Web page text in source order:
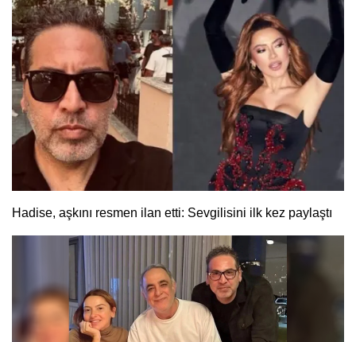
Hadise, aşkını resmen ilan etti: Sevgilisini ilk kez paylaştı